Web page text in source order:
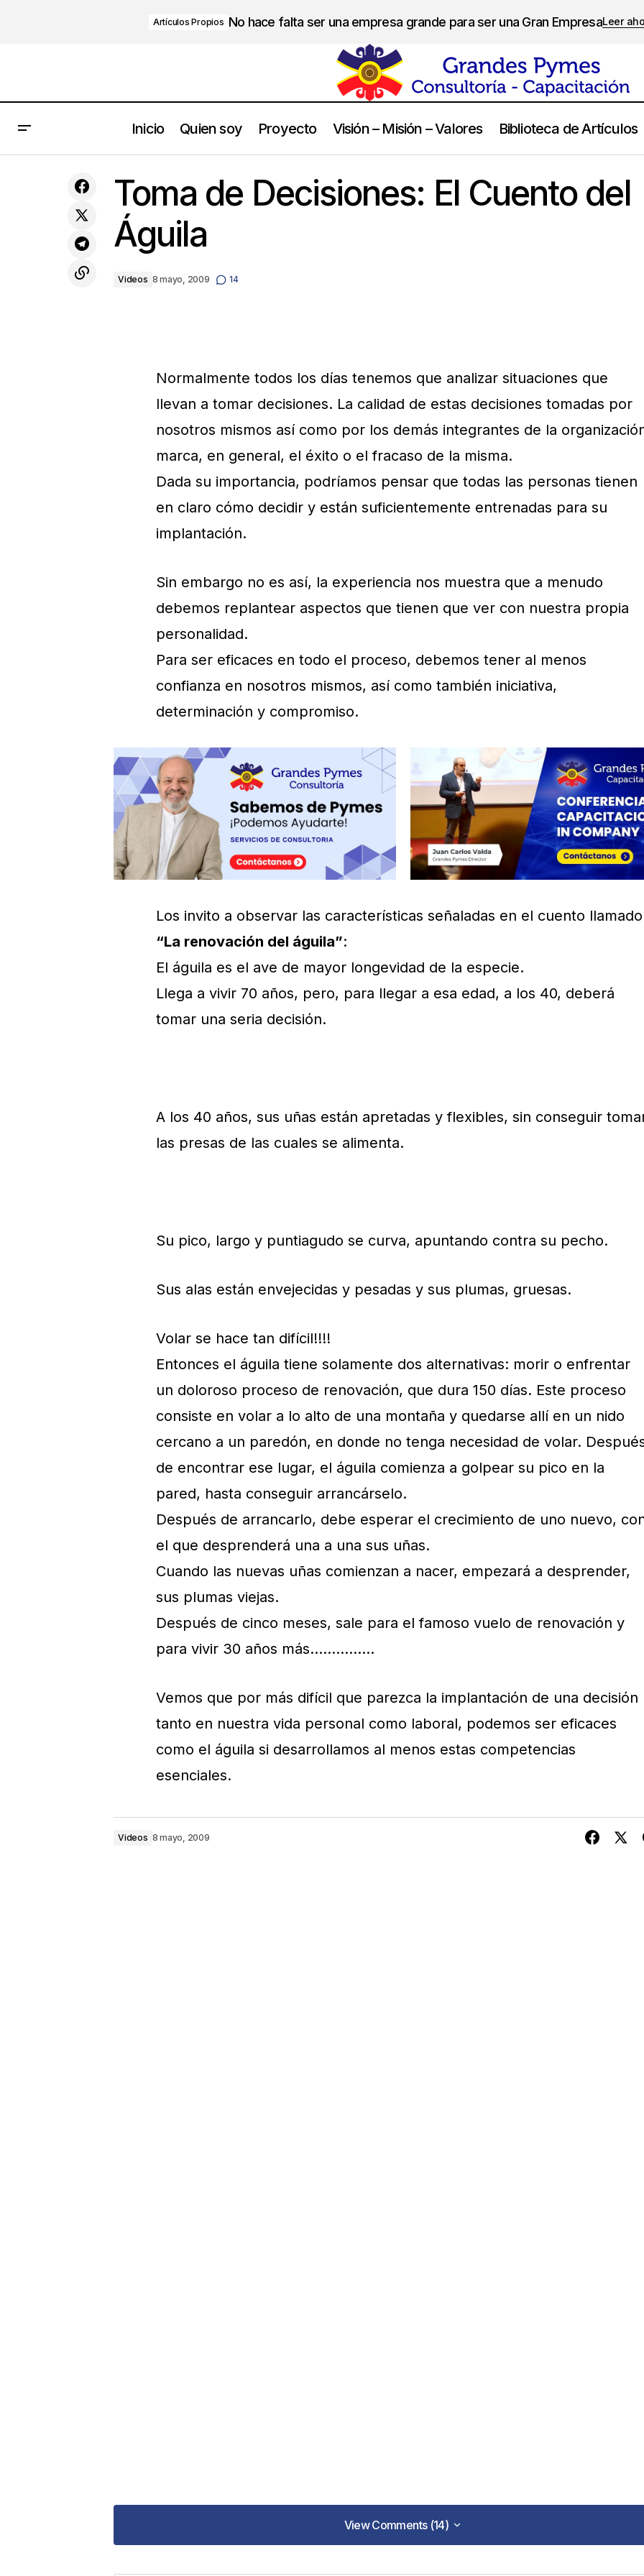
Artículos Propios No hace falta ser una empresa grande para ser una Gran EmpresaLeer
Inicio Quien soy Proyecto Visión – Misión – Valores Biblioteca de Artículos
La Crisis segun Albert Einstein Toma de Decisiones: El Cuento del Águila
Toma de Decisiones: El Cuento del
Águila
Videos 8 mayo, 2009 14
Normalmente todos los días tenemos que analizar situaciones que
llevan a tomar decisiones. La calidad de estas decisiones tomadas por
nosotros mismos así como por los demás integrantes de la
marca, en general, el éxito o el fracaso de la misma.
Dada su importancia, podríamos pensar que todas las personas tienen
en claro cómo decidir y están suficientemente entrenadas para su
implantación.
Sin embargo no es así, la experiencia nos muestra que a menudo
debemos replantear aspectos que tienen que ver con nuestra propia
personalidad.
Para ser eficaces en todo el proceso, debemos tener al menos
confianza en nosotros mismos, así como también iniciativa,
determinación y compromiso.
Los invito a observar las características señaladas en el cuento llamado
“La renovación del águila”:
El águila es el ave de mayor longevidad de la especie.
Llega a vivir 70 años, pero, para llegar a esa edad, a los 40, deberá
tomar una seria decisión.
A los 40 años, sus uñas están apretadas y flexibles, sin conseguir
las presas de las cuales se alimenta.
Su pico, largo y puntiagudo se curva, apuntando contra su pecho.
Sus alas están envejecidas y pesadas y sus plumas, gruesas.
Volar se hace tan difícil!!!!
Entonces el águila tiene solamente dos alternativas: morir o enfrentar
un doloroso proceso de renovación, que dura 150 días. Este proceso
consiste en volar a lo alto de una montaña y quedarse allí en un nido
cercano a un paredón, en donde no tenga necesidad de volar.
de encontrar ese lugar, el águila comienza a golpear su pico en la
pared, hasta conseguir arrancárselo.
Después de arrancarlo, debe esperar el crecimiento de uno nuevo,
el que desprenderá una a una sus uñas.
Cuando las nuevas uñas comienzan a nacer, empezará a desprender,
sus plumas viejas.
Después de cinco meses, sale para el famoso vuelo de renovación y
para vivir 30 años más……………
Vemos que por más difícil que parezca la implantación de una decisión
tanto en nuestra vida personal como laboral, podemos ser eficaces
como el águila si desarrollamos al menos estas competencias
esenciales.
Videos 8 mayo, 2009
View Comments (14)
View Comments (14)